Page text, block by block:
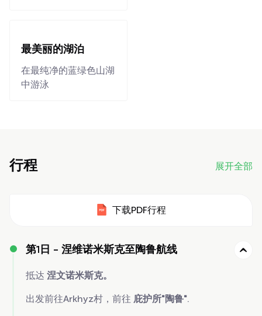
最美丽的湖泊
在最纯净的蓝绿色山湖
中游泳
行程 展开全部
下载PDF行程
第1日 - 涅维诺米斯克至陶鲁航线
抵达 涅文诺米斯克。
出发前往Arkhyz村，前往 庇护所"陶鲁".